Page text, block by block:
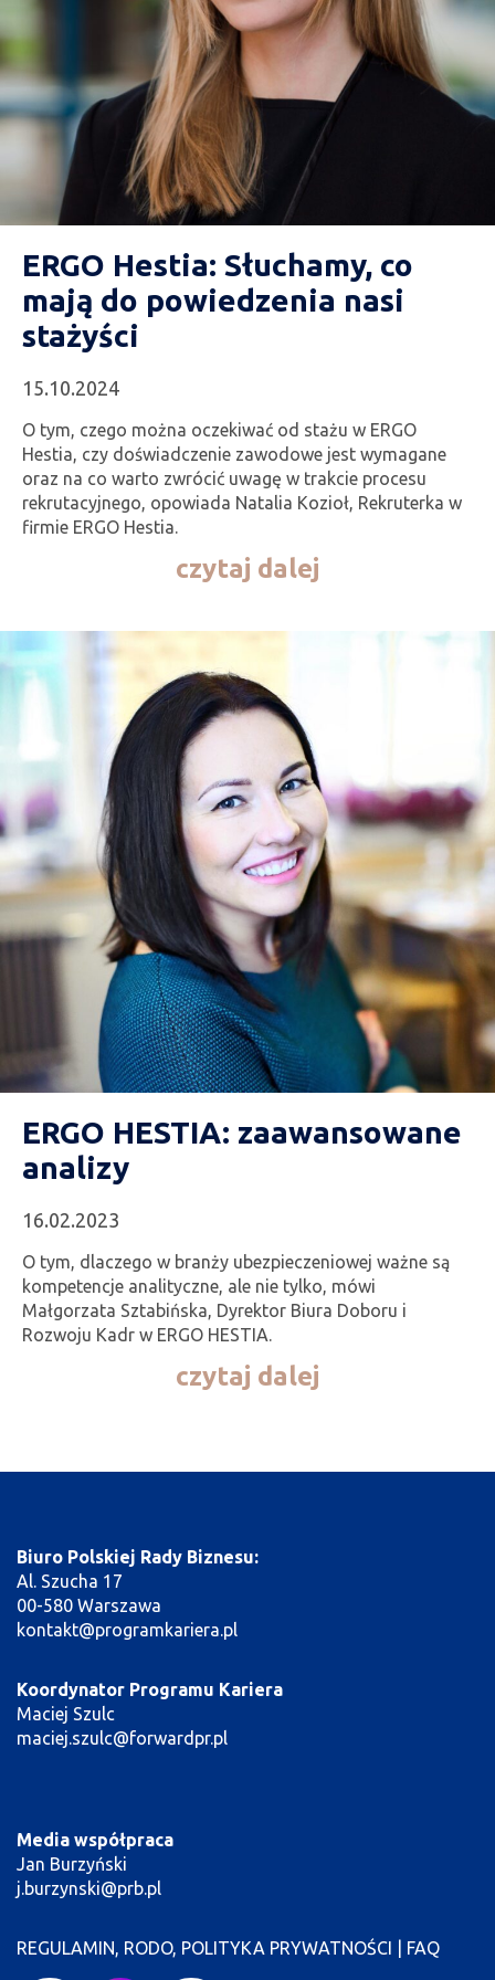
ERGO Hestia: Słuchamy, co
mają do powiedzenia nasi
stażyści
15.10.2024
O tym, czego można oczekiwać od stażu w ERGO
Hestia, czy doświadczenie zawodowe jest wymagane
oraz na co warto zwrócić uwagę w trakcie procesu
rekrutacyjnego, opowiada Natalia Kozioł, Rekruterka w
firmie ERGO Hestia.
czytaj dalej
ERGO HESTIA: zaawansowane
analizy
16.02.2023
O tym, dlaczego w branży ubezpieczeniowej ważne są
kompetencje analityczne, ale nie tylko, mówi
Małgorzata Sztabińska, Dyrektor Biura Doboru i
Rozwoju Kadr w ERGO HESTIA.
czytaj dalej
Biuro Polskiej Rady Biznesu:
Al. Szucha 17
00-580 Warszawa
kontakt@programkariera.pl
Koordynator Programu Kariera
Maciej Szulc
maciej.szulc@forwardpr.pl
Media współpraca
Jan Burzyński
j.burzynski@prb.pl
REGULAMIN, RODO, POLITYKA PRYWATNOŚCI FAQ